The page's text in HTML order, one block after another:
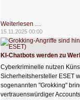
Weiterlesen …
2025
15.11.2025 00:00
KI-Chatbots werden zu
Cyberkriminelle nutzen
Sicherheitshersteller ESET
sogenannten "Grokking"
vertrauenswürdiger